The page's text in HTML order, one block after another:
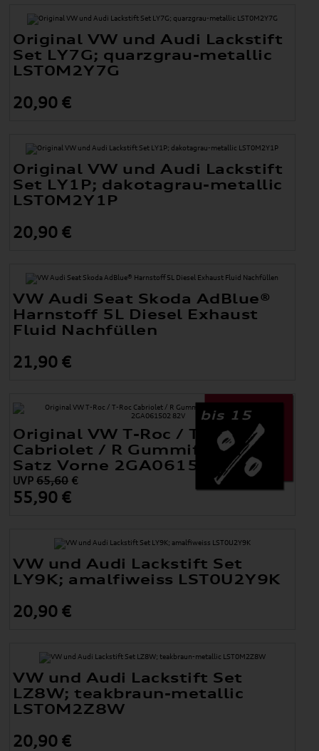
Original VW und Audi Lackstift
Set LY7G; quarzgrau-metallic
LST0M2Y7G
20,90 €
Original VW und Audi Lackstift
Set LY1P; dakotagrau-metallic
LST0M2Y1P
20,90 €
VW Audi Seat Skoda AdBlue®
Harnstoff 5L Diesel Exhaust
Fluid Nachfüllen
21,90 €
bis 15
Original VW T-Roc / T-Roc
Cabriolet / R Gummifußmatten
Satz Vorne 2GA061502 82V
UVP65,60 €
55,90 €
VW und Audi Lackstift Set
LY9K; amalfiweiss LST0U2Y9K
20,90 €
VW und Audi Lackstift Set
LZ8W; teakbraun-metallic
LST0M2Z8W
20,90 €